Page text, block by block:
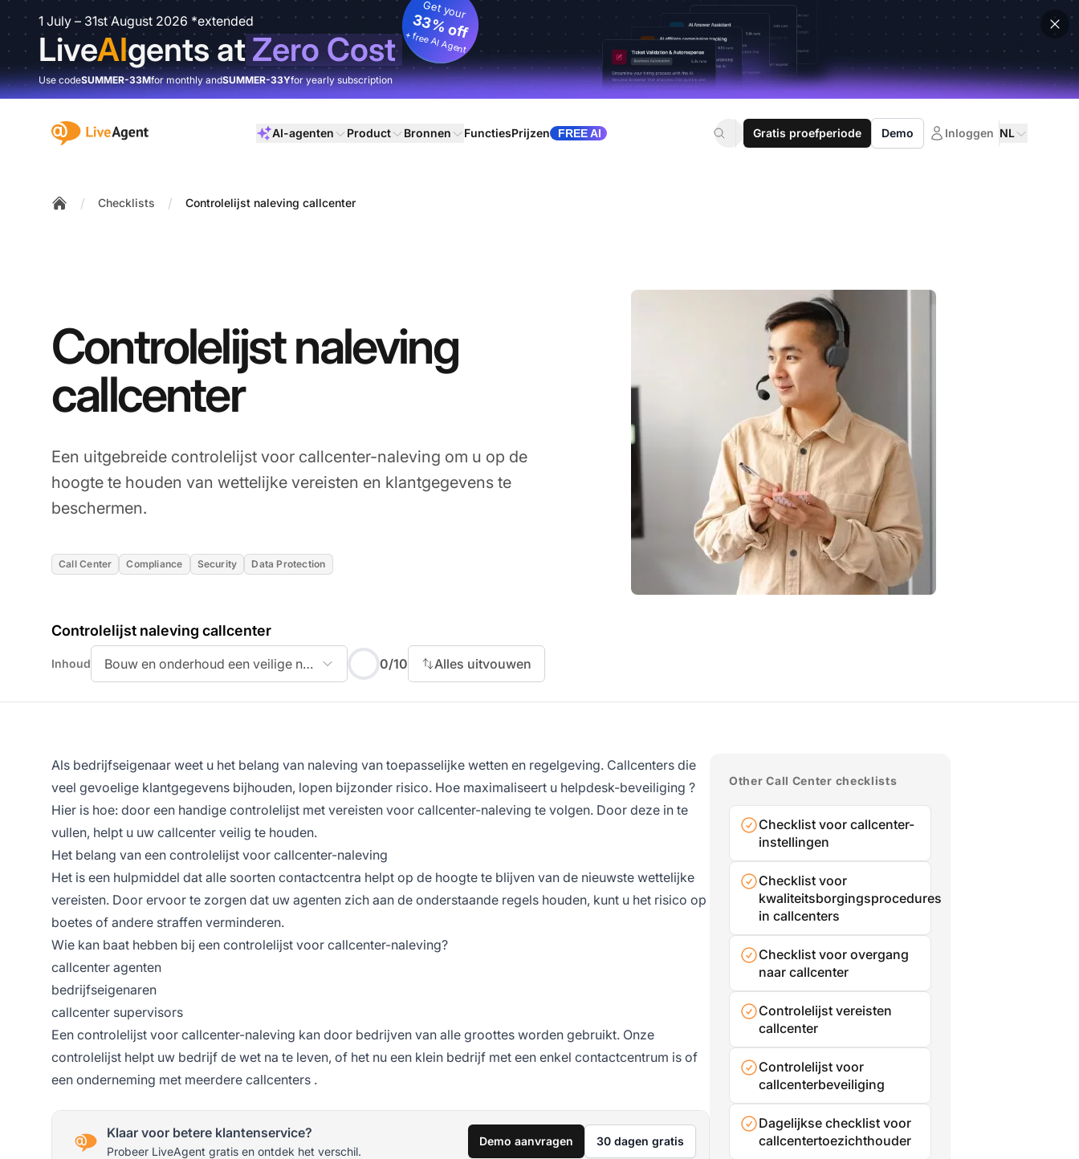
1 July – 31st August 2026 *extended
LiveAIgents atZero Cost
Get your
33% off
+ free AI Agent
Use codeSUMMER-33Mfor monthly andSUMMER-33Yfor yearly subscription
:site.title AI-agenten Product Bronnen FunctiesPrijzen FREE AI Gratis proefperiode Demo Inloggen NL
/ Checklists / Controlelijst naleving callcenter
Controlelijst naleving
callcenter
Een uitgebreide controlelijst voor callcenter-naleving om u op de
hoogte te houden van wettelijke vereisten en klantgegevens te
beschermen.
Call Center Compliance Security Data Protection
Controlelijst naleving callcenter
Inhoud Bouw en onderhoud een veilige netwerkinfrastructuur
0/10 Alles uitvouwen
Als bedrijfseigenaar weet u het belang van naleving van toepasselijke wetten en regelgeving. Callcenters die
veel gevoelige klantgegevens bijhouden, lopen bijzonder risico. Hoe maximaliseert u helpdesk-beveiliging ?
Hier is hoe: door een handige controlelijst met vereisten voor callcenter-naleving te volgen. Door deze in te
vullen, helpt u uw callcenter veilig te houden.
Het belang van een controlelijst voor callcenter-naleving
Het is een hulpmiddel dat alle soorten contactcentra helpt op de hoogte te blijven van de nieuwste wettelijke
vereisten. Door ervoor te zorgen dat uw agenten zich aan de onderstaande regels houden, kunt u het risico op
boetes of andere straffen verminderen.
Wie kan baat hebben bij een controlelijst voor callcenter-naleving?
callcenter agenten
bedrijfseigenaren
callcenter supervisors
Een controlelijst voor callcenter-naleving kan door bedrijven van alle groottes worden gebruikt. Onze
controlelijst helpt uw bedrijf de wet na te leven, of het nu een klein bedrijf met een enkel contactcentrum is of
een onderneming met meerdere callcenters .
Klaar voor betere klantenservice?
Probeer LiveAgent gratis en ontdek het verschil.
Demo aanvragen 30 dagen gratis
Other Call Center checklists
Checklist voor callcenter-
instellingen
Checklist voor
kwaliteitsborgingsprocedures
in callcenters
Checklist voor overgang
naar callcenter
Controlelijst vereisten
callcenter
Controlelijst voor
callcenterbeveiliging
Dagelijkse checklist voor
callcentertoezichthouder